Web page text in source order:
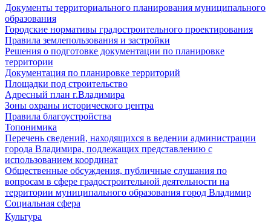
Документы территориального планирования муниципального
образования
Городские нормативы градостроительного проектирования
Правила землепользования и застройки
Решения о подготовке документации по планировке
территории
Документация по планировке территорий
Площадки под строительство
Адресный план г.Владимира
Зоны охраны исторического центра
Правила благоустройства
Топонимика
Перечень сведений, находящихся в ведении администрации
города Владимира, подлежащих представлению с
использованием координат
Общественные обсуждения, публичные слушания по
вопросам в сфере градостроительной деятельности на
территории муниципального образования город Владимир
Социальная сфера
Культура